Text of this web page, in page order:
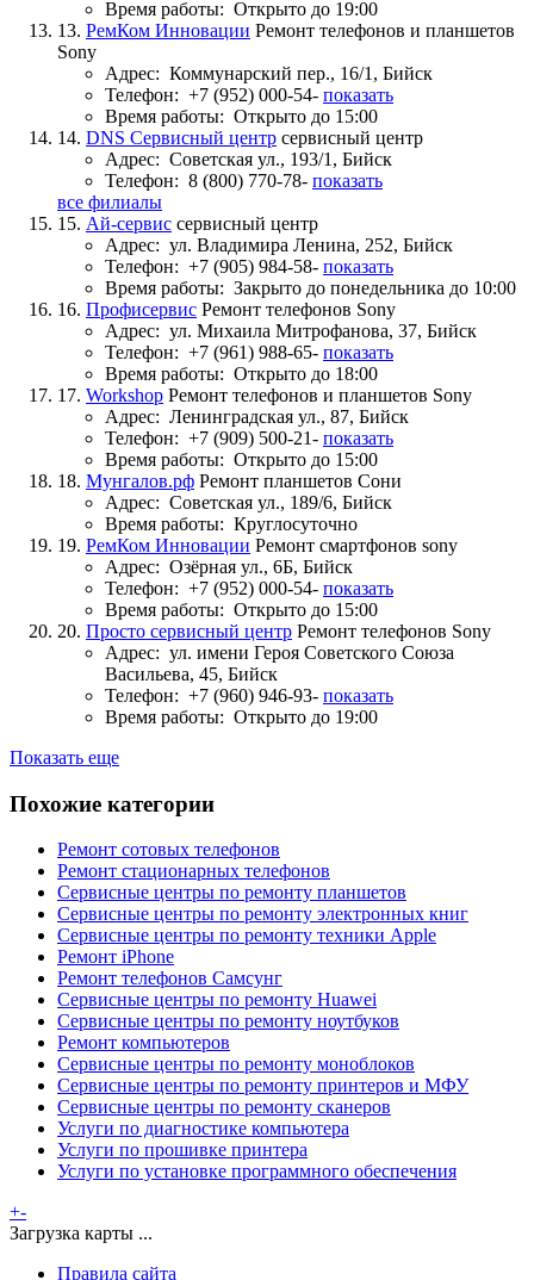
Время работы: Открыто до 19:00
13. РемКом Инновации Ремонт телефонов и планшетов
Sony
Адрес: Коммунарский пер., 16/1, Бийск
Телефон: +7 (952) 000-54- показать
Время работы: Открыто до 15:00
14. DNS Сервисный центр сервисный центр
Адрес: Советская ул., 193/1, Бийск
Телефон: 8 (800) 770-78- показать
все филиалы
15. Ай-сервис сервисный центр
Адрес: ул. Владимира Ленина, 252, Бийск
Телефон: +7 (905) 984-58- показать
Время работы: Закрыто до понедельника до 10:00
16. Профисервис Ремонт телефонов Sony
Адрес: ул. Михаила Митрофанова, 37, Бийск
Телефон: +7 (961) 988-65- показать
Время работы: Открыто до 18:00
17. Workshop Ремонт телефонов и планшетов Sony
Адрес: Ленинградская ул., 87, Бийск
Телефон: +7 (909) 500-21- показать
Время работы: Открыто до 15:00
18. Мунгалов.рф Ремонт планшетов Сони
Адрес: Советская ул., 189/6, Бийск
Время работы: Круглосуточно
19. РемКом Инновации Ремонт смартфонов sony
Адрес: Озёрная ул., 6Б, Бийск
Телефон: +7 (952) 000-54- показать
Время работы: Открыто до 15:00
20. Просто сервисный центр Ремонт телефонов Sony
Адрес: ул. имени Героя Советского Союза
Васильева, 45, Бийск
Телефон: +7 (960) 946-93- показать
Время работы: Открыто до 19:00
Показать еще
Похожие категории
Ремонт сотовых телефонов
Ремонт стационарных телефонов
Сервисные центры по ремонту планшетов
Сервисные центры по ремонту электронных книг
Сервисные центры по ремонту техники Apple
Ремонт iPhone
Ремонт телефонов Самсунг
Сервисные центры по ремонту Huawei
Сервисные центры по ремонту ноутбуков
Ремонт компьютеров
Сервисные центры по ремонту моноблоков
Сервисные центры по ремонту принтеров и МФУ
Сервисные центры по ремонту сканеров
Услуги по диагностике компьютера
Услуги по прошивке принтера
Услуги по установке программного обеспечения
+-
Загрузка карты ...
Правила сайта